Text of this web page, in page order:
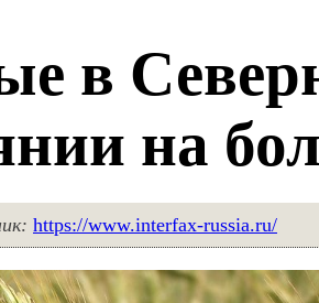
в
на
https://www.interfax-russia.ru/